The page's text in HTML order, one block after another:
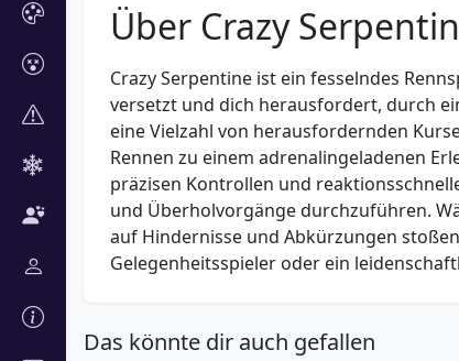
Über Crazy
Crazy Serpentine ist ein fesselndes
versetzt und dich herausfordert, durch
eine Vielzahl von herausfordernden
Rennen zu einem adrenalingeladenen
präzisen Kontrollen und
und Überholvorgänge durchzuführen.
auf Hindernisse und Abkürzungen
Gelegenheitsspieler oder ein
Das könnte dir auch gefallen